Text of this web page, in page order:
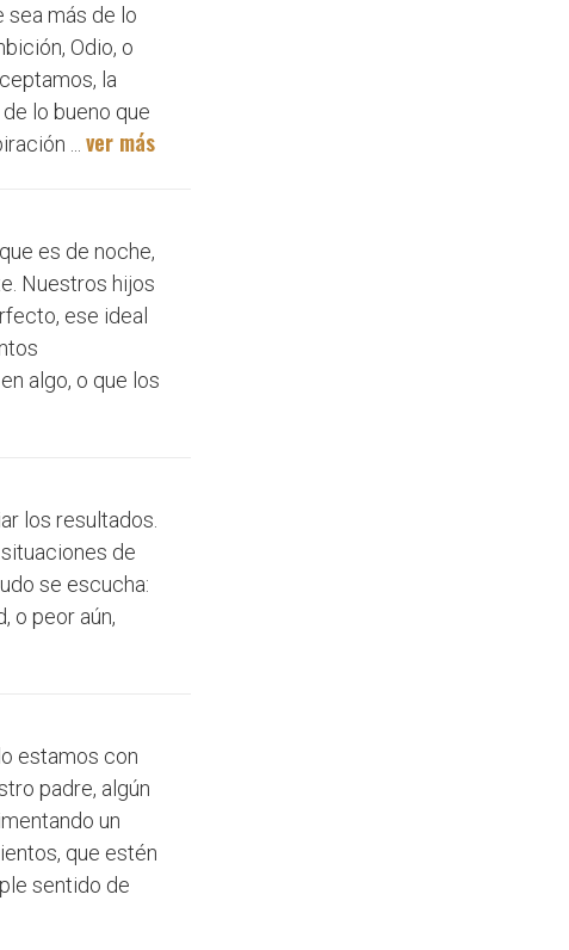
sea más de lo
Odio, o
la
lo bueno que
... ver más
es de noche,
Nuestros hijos
ese ideal
algo, o que los
los resultados.
de
se escucha:
o peor aún,
estamos con
padre, algún
un
que estén
sentido de